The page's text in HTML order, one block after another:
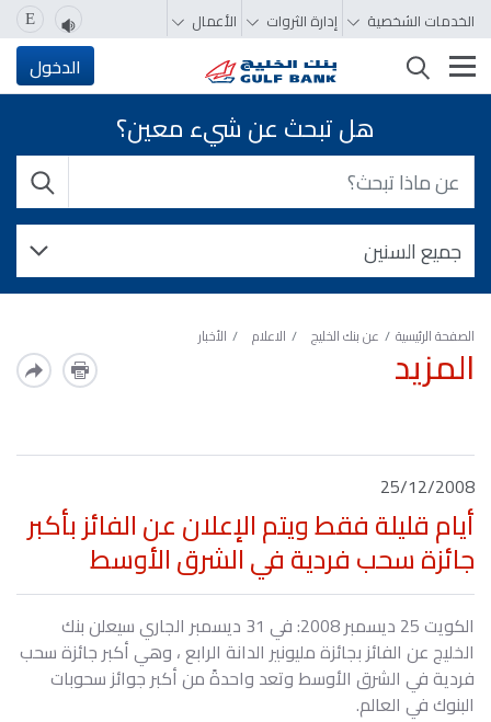
الخدمات الشخصية إدارة الثروات الأعمال E
تغيير التصفّح الدخول
هل تبحث عن شيء معين؟
الصفحة الرئيسية عن بنك الخليج الاعلام الأخبار
المزيد
25/12/2008
أيام قليلة فقط ويتم الإعلان عن الفائز بأكبر
جائزة سحب فردية في الشرق الأوسط
الكويت 25 ديسمبر 2008: في 31 ديسمبر الجاري سيعلن بنك
الخليج عن الفائز بجائزة مليونير الدانة الرابع ، وهي أكبر جائزة سحب
فردية في الشرق الأوسط وتعد واحدةً من أكبر جوائز سحوبات
البنوك في العالم.